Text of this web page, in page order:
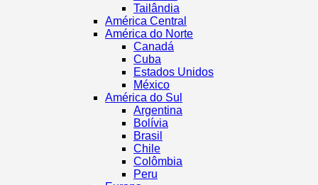
Tailândia
América Central
América do Norte
Canadá
Cuba
Estados Unidos
México
América do Sul
Argentina
Bolívia
Brasil
Chile
Colômbia
Peru